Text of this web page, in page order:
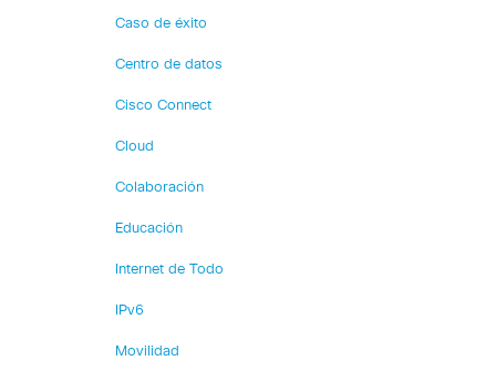
Caso de éxito
Centro de datos
Cisco Connect
Cloud
Colaboración
Educación
Internet de Todo
IPv6
Movilidad